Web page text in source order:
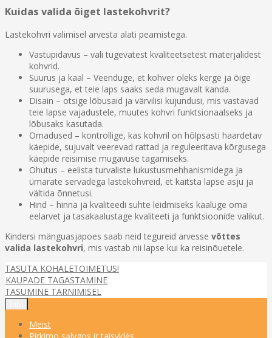
Kuidas valida õiget lastekohvrit?
Lastekohvri valimisel arvesta alati peamistega.
Vastupidavus – vali tugevatest kvaliteetsetest materjalidest
kohvrid.
Suurus ja kaal – Veenduge, et kohver oleks kerge ja õige
suurusega, et teie laps saaks seda mugavalt kanda.
Disain – otsige lõbusaid ja värvilisi kujundusi, mis vastavad
teie lapse vajadustele, muutes kohvri funktsionaalseks ja
lõbusaks kasutada.
Omadused – kontrollige, kas kohvril on hõlpsasti haardetav
käepide, sujuvalt veerevad rattad ja reguleeritava kõrgusega
käepide reisimise mugavuse tagamiseks.
Ohutus – eelista turvaliste lukustusmehhanismidega ja
ümarate servadega lastekohvreid, et kaitsta lapse asju ja
vältida õnnetusi.
Hind – hinna ja kvaliteedi suhte leidmiseks kaaluge oma
eelarvet ja tasakaalustage kvaliteeti ja funktsioonide valikut.
Kindersi mänguasjapoes saab neid tegureid arvesse võttes
valida lastekohvri, mis vastab nii lapse kui ka reisinõuetele.
TASUTA KOHALETOIMETUS!
KAUPADE TAGASTAMINE
TASUMINE TARNIMISEL
Meist
Pirkimo sąlygos ir taisyklės